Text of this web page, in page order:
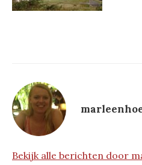
Bekijk alle berichten door